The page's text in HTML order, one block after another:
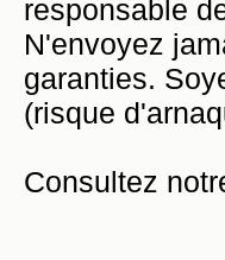
responsable
N'envoyez
garanties.
(risque
Consultez